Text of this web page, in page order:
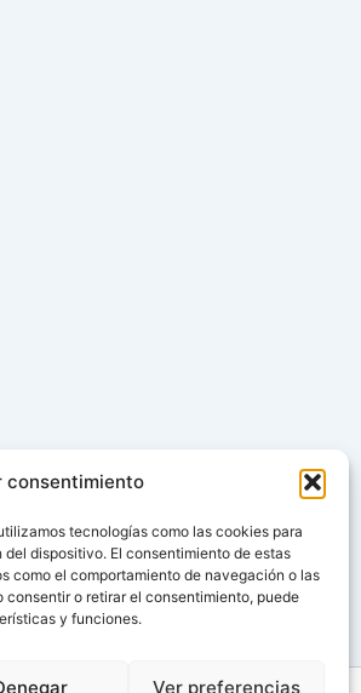
consentimiento
tecnologías como las cookies para
dispositivo. El consentimiento de estas
como el comportamiento de navegación o las
o retirar el consentimiento, puede
y funciones.
Ver preferencias